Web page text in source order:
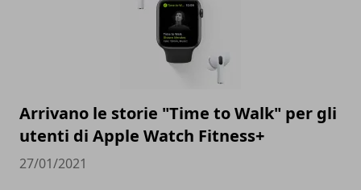
Arrivano le storie "Time to Walk" per gli
utenti di Apple Watch Fitness+
27/01/2021